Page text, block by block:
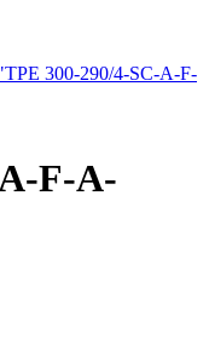
TPE 300-290/4-SC-A-F-
F-A-